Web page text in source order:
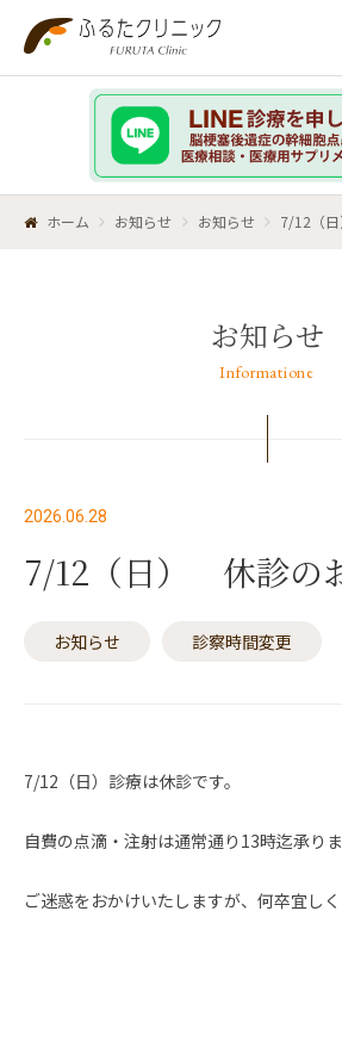
ホーム お知らせ お知らせ 7/12（
お知らせ
Informatione
2026.06.28
7/12（日） 休診の
お知らせ 診察時間変更
7/12（日）診療は休診です。
自費の点滴・注射は通常通り13時迄承りま
ご迷惑をおかけいたしますが、何卒宜しく